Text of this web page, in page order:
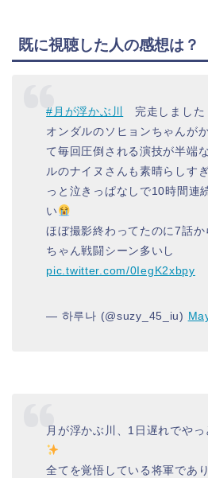
既に視聴した人の感想は？
#月が浮かぶ川
完走しました
オンダルのソヒョンちゃんが
て毎回圧倒される演技が半端
ルのナイヌさんも素晴らしす
っと泣きっぱなしで10時間連
い
ほぼ撮影終わってたのに7話
ちゃん戦闘シーン多いし
pic.twitter.com/0IegK2xbpy
— 하루나 (@suzy_45_iu)
月が浮かぶ川、1日遅れでや
全てを覚悟している将軍であ